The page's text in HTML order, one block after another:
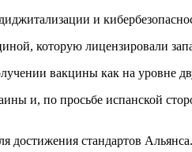
и
которую лицензировали
вакцины как на
и, по просьбе испанской
стандартов